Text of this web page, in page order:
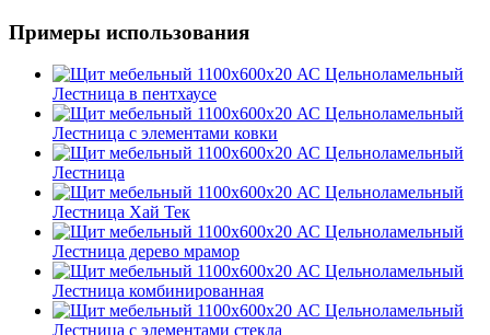
Примеры использования
Лестница в пентхаусе
Лестница с элементами ковки
Лестница
Лестница Хай Тек
Лестница дерево мрамор
Лестница комбинированная
Лестница с элементами стекла